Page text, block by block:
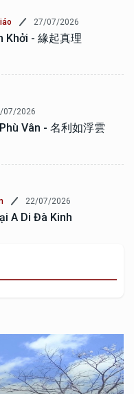
27/07/2026
Khởi - 緣起真理
07/2026
Vân - 名利如浮雲
22/07/2026
A Di Đà Kinh